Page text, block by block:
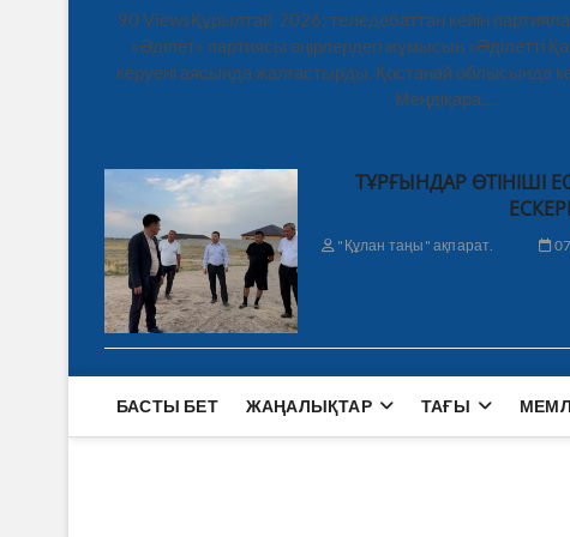
90 ViewsҚұрылтай-2026: теледебаттан кейін
«Әділет» партиясы өңірлердегі жұмысын «Әділетті
керуені аясында жалғастырды. Қостанай облысында
Меңдіқара,…
ТҰРҒЫНДАР ӨТІНІШІ
"Құлан таңы" ақпарат.
БАСТЫ БЕТ ЖАҢАЛЫҚТАР ТАҒЫ